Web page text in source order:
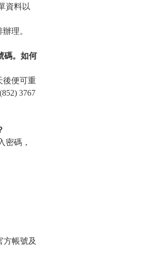
資料以
理。
碼。如何
後便可重
3767
密碼，
方帳號及